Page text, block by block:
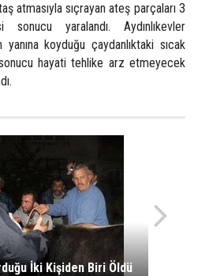
atmasıyla sıçrayan ateş parçaları 3
yaralandı. Aydınlıkevler
koyduğu çaydanlıktaki sıcak
hayati tehlike arz etmeyecek
İki Kişiden Biri Öldü